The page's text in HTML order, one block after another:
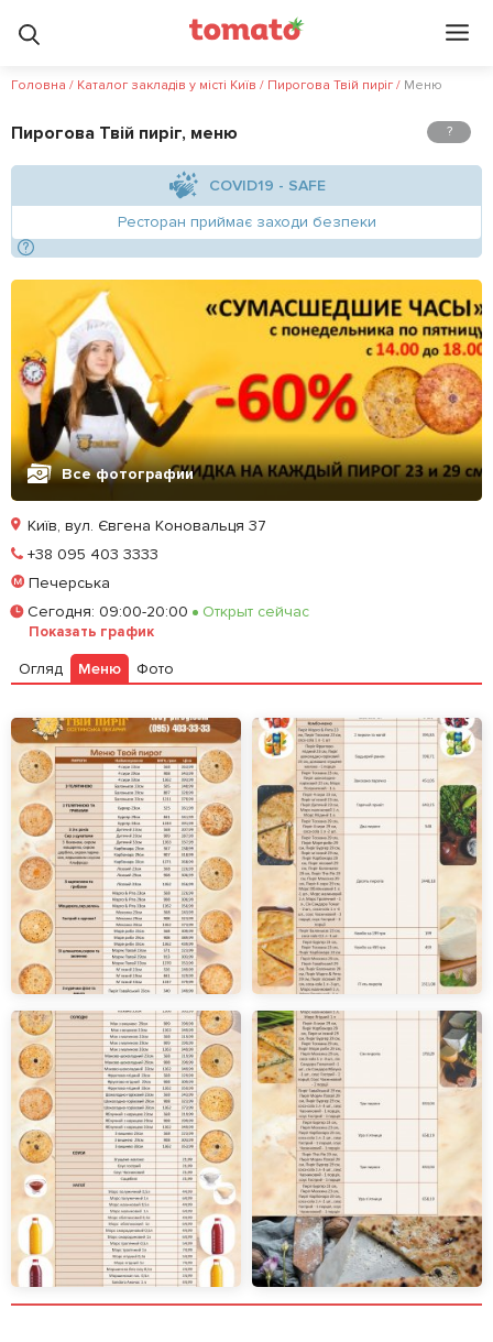
Головна / Каталог закладів у місті Київ / Пирогова Твій пиріг / Меню
Пирогова Твій пиріг, меню ?
COVID19 - SAFE
Ресторан приймає заходи безпеки
Все фотографии
Позвонить
Київ, вул. Євгена Коновальця 37
+38 095 403 3333
Печерська
Сегодня: 09:00-20:00 Открыт сейчас
Показать график
Огляд Меню Фото